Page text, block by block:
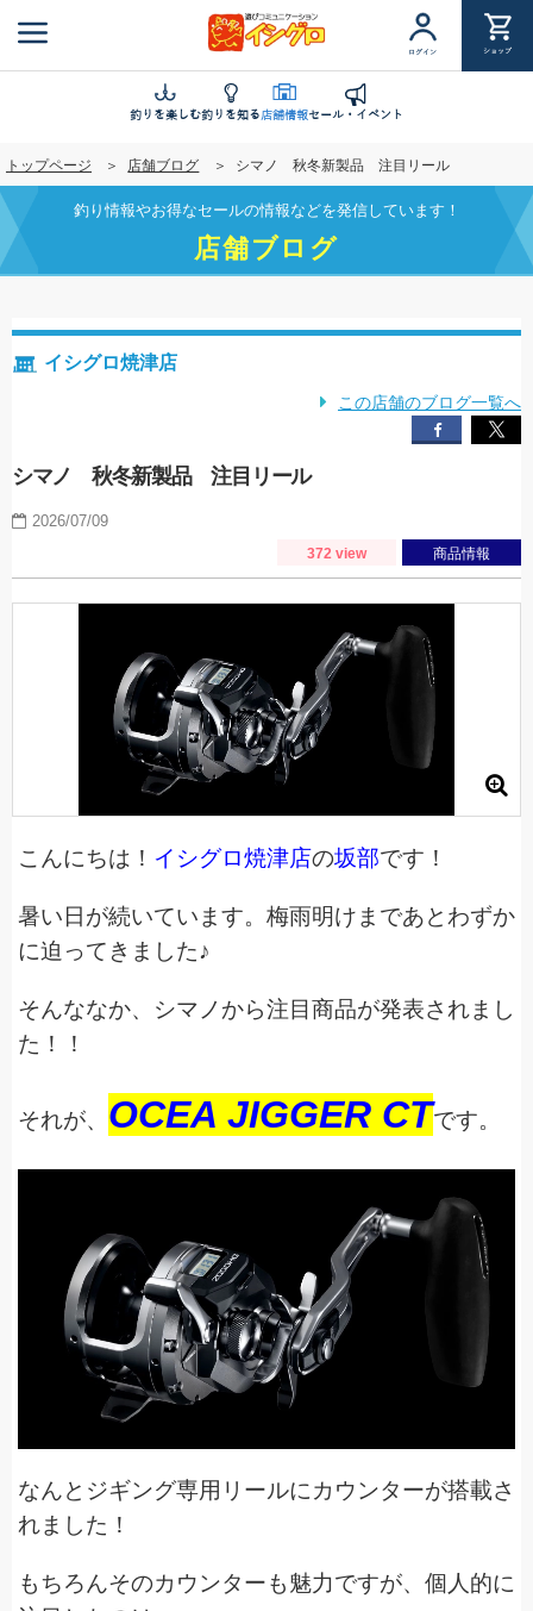
ン
ツ
に
移
動
ログイン ショップ
釣りを楽しむ釣りを知る店舗情報セール・イベント
トップページ 店舗ブログ シマノ 秋冬新製品 注目リール
釣り情報やお得なセールの情報などを発信しています！
店舗ブログ
イシグロ焼津店
この店舗のブログ一覧へ
シマノ 秋冬新製品 注目リール
2026/07/09
372 view 商品情報
こんにちは！ イシグロ焼津店の坂部です！
暑い日が続いています。梅雨明けまであとわずか
に迫ってきました♪
そんななか、シマノから注目商品が発表されまし
た！！
それが、 OCEA JIGGER CTです。
なんとジギング専用リールにカウンターが搭載さ
れました！
もちろんそのカウンターも魅力ですが、個人的に